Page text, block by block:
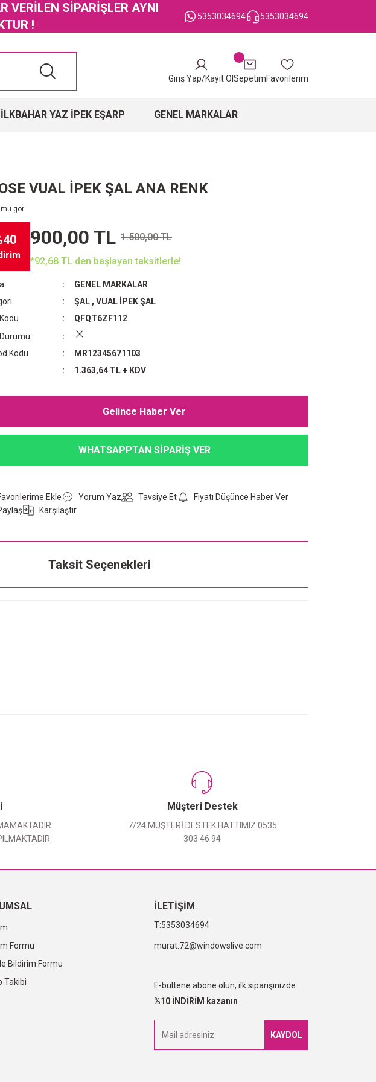
VERİLEN SİPARİŞLER AYNI
!
5353034694 5353034694
Giriş Yap/Kayıt Ol SepetimFavorilerim
YAZ İPEK EŞARP GENEL MARKALAR
VUAL İPEK ŞAL ANA RENK
gör
900,00 TL 1.500,00 TL
*92,68 TL den başlayan taksitlerle!
GENEL MARKALAR
ŞAL , VUAL İPEK ŞAL
QFQT6ZF112
Kodu
MR12345671103
1.363,64 TL + KDV
Gelince Haber Ver
WHATSAPPTAN SİPARİŞ VER
Yorum Yaz Tavsiye Et
Fiyatı Düşünce Haber Ver
Karşılaştır
Taksit Seçenekleri
Müşteri Destek
7/24 MÜŞTERİ DESTEK HATTIMIZ 0535
303 46 94
Formu
Bildirim Formu
Takibi
İLETİŞİM
5353034694
murat.72@windowslive.com
E-bültene abone olun, ilk siparişinizde
%10 İNDİRİM kazanın
KAYDOL